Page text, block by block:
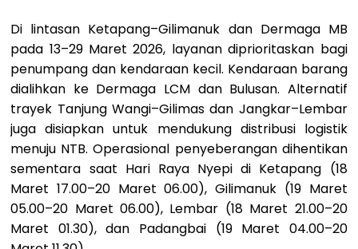
Di lintasan Ketapang–Gilimanuk dan Dermaga MB
pada 13–29 Maret 2026, layanan diprioritaskan bagi
penumpang dan kendaraan kecil. Kendaraan barang
dialihkan ke Dermaga LCM dan Bulusan. Alternatif
trayek Tanjung Wangi–Gilimas dan Jangkar–Lembar
juga disiapkan untuk mendukung distribusi logistik
menuju NTB. Operasional penyeberangan dihentikan
sementara saat Hari Raya Nyepi di Ketapang (18
Maret 17.00–20 Maret 06.00), Gilimanuk (19 Maret
05.00–20 Maret 06.00), Lembar (18 Maret 21.00–20
Maret 01.30), dan Padangbai (19 Maret 04.00–20